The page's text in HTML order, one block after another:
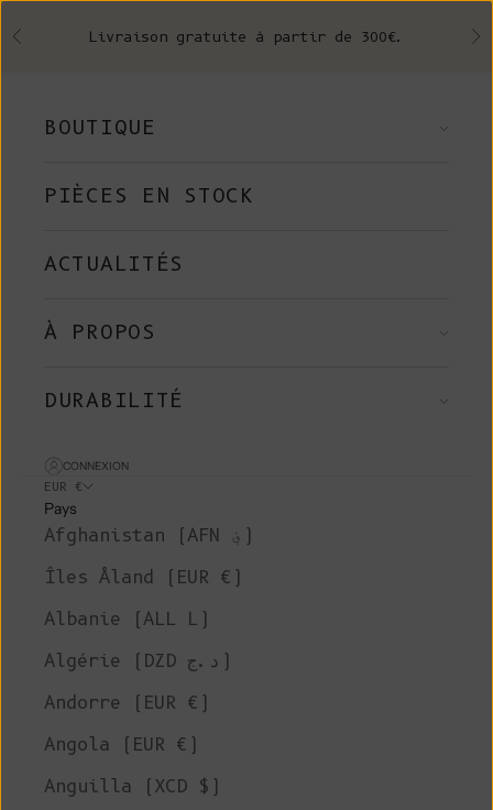
Précédent Livraison gratuite à partir de 300€.
BOUTIQUE
PIÈCES EN STOCK
ACTUALITÉS
À PROPOS
DURABILITÉ
CONNEXION
EUR €
Pays
Afghanistan (AFN ؋)
Îles Åland (EUR €)
Albanie (ALL L)
Algérie (DZD د.ج)
Andorre (EUR €)
Angola (EUR €)
Anguilla (XCD $)